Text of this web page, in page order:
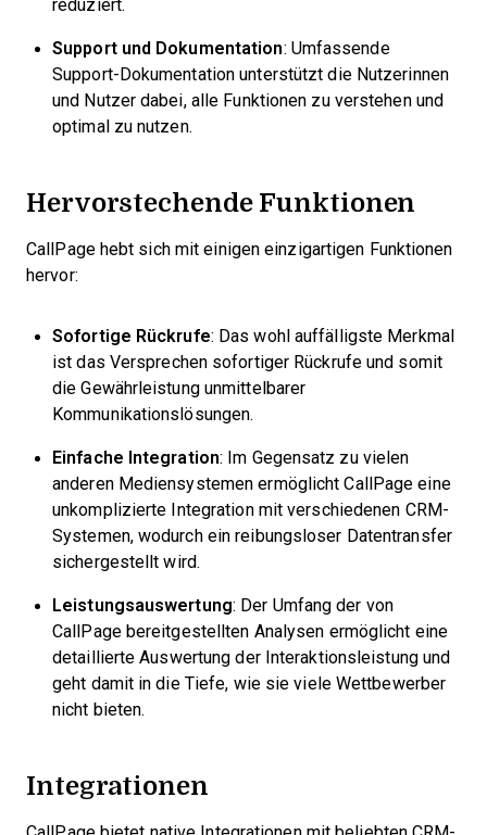
reduziert.
Support und Dokumentation: Umfassende
Support-Dokumentation unterstützt die Nutzerinnen
und Nutzer dabei, alle Funktionen zu verstehen und
optimal zu nutzen.
Hervorstechende Funktionen
CallPage hebt sich mit einigen einzigartigen Funktionen
hervor:
Sofortige Rückrufe: Das wohl auffälligste Merkmal
ist das Versprechen sofortiger Rückrufe und somit
die Gewährleistung unmittelbarer
Kommunikationslösungen.
Einfache Integration: Im Gegensatz zu vielen
anderen Mediensystemen ermöglicht CallPage eine
unkomplizierte Integration mit verschiedenen CRM-
Systemen, wodurch ein reibungsloser Datentransfer
sichergestellt wird.
Leistungsauswertung: Der Umfang der von
CallPage bereitgestellten Analysen ermöglicht eine
detaillierte Auswertung der Interaktionsleistung und
geht damit in die Tiefe, wie sie viele Wettbewerber
nicht bieten.
Integrationen